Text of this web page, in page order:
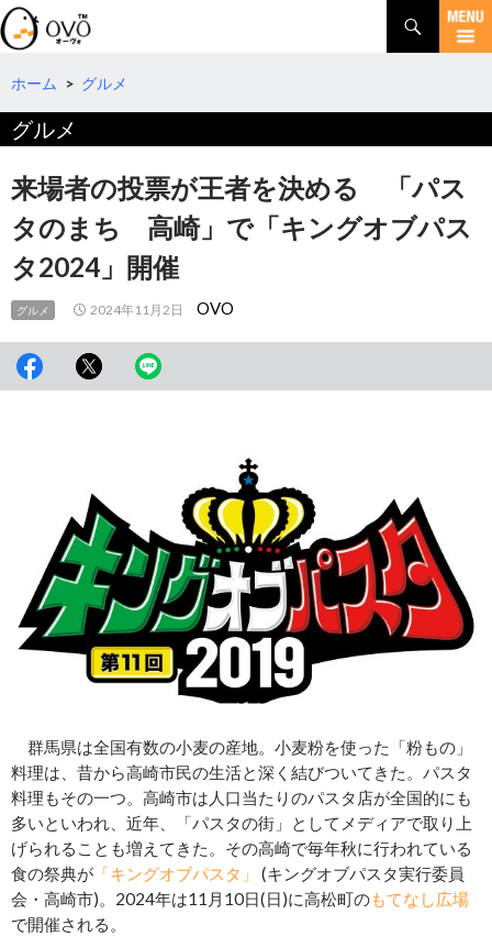
検
索
コ
テ
ツ
へ
移
動
ホーム > グルメ
グルメ
来場者の投票が王者を決める 「パス
タのまち 高崎」で「キングオブパス
タ2024」開催
グルメ 2024年11月2日 OVO
群馬県は全国有数の小麦の産地。小麦粉を使った「粉もの」
料理は、昔から高崎市民の生活と深く結びついてきた。パスタ
料理もその一つ。高崎市は人口当たりのパスタ店が全国的にも
多いといわれ、近年、「パスタの街」としてメディアで取り上
げられることも増えてきた。その高崎で毎年秋に行われている
食の祭典が 「キングオブパスタ」
(キングオブパスタ実行委員
会・高崎市)。2024年は11月10日(日)に高松町のもてなし広場
で開催される。